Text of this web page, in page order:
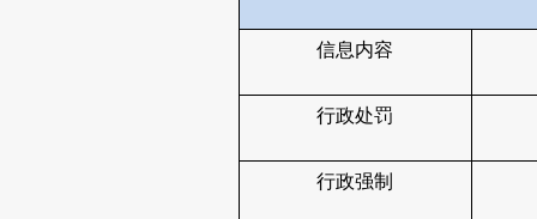
信息内容
行政处罚
行政强制